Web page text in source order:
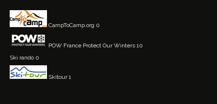
CampToCamp.org 0
POW France Protect Our Winters 10
Ski rando 0
Skitour1